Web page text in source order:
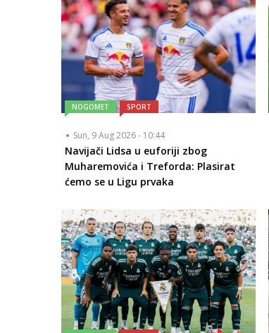
NOGOMET SPORT
Sun, 9 Aug 2026 - 10:44
Navijači Lidsa u euforiji zbog
Muharemovića i Treforda: Plasirat
ćemo se u Ligu prvaka